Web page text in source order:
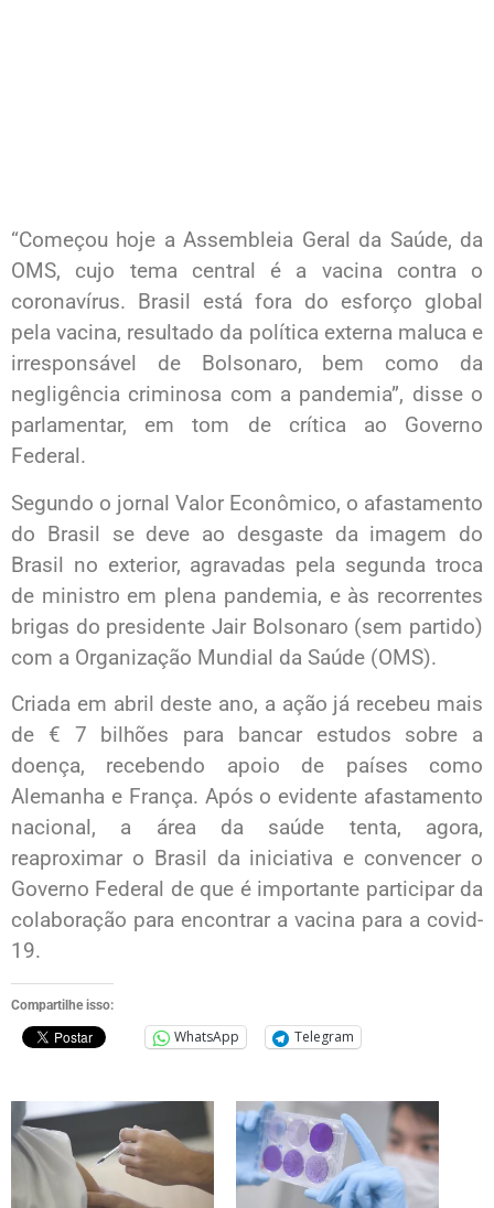
“Começou hoje a Assembleia Geral da Saúde, da
OMS, cujo tema central é a vacina contra o
coronavírus. Brasil está fora do esforço global
pela vacina, resultado da política externa maluca e
irresponsável de Bolsonaro, bem como da
negligência criminosa com a pandemia”, disse o
parlamentar, em tom de crítica ao Governo
Federal.
Segundo o jornal Valor Econômico, o afastamento
do Brasil se deve ao desgaste da imagem do
Brasil no exterior, agravadas pela segunda troca
de ministro em plena pandemia, e às recorrentes
brigas do presidente Jair Bolsonaro (sem partido)
com a Organização Mundial da Saúde (OMS).
Criada em abril deste ano, a ação já recebeu mais
de € 7 bilhões para bancar estudos sobre a
doença, recebendo apoio de países como
Alemanha e França. Após o evidente afastamento
nacional, a área da saúde tenta, agora,
reaproximar o Brasil da iniciativa e convencer o
Governo Federal de que é importante participar da
colaboração para encontrar a vacina para a covid-
19.
Compartilhe isso:
WhatsApp Telegram